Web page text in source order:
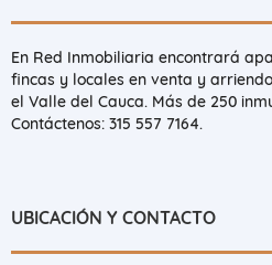
En Red Inmobiliaria encontrará
fincas y locales en venta y
el Valle del Cauca. Más de 250
Contáctenos: 315 557 7164.
UBICACIÓN Y CONTACTO